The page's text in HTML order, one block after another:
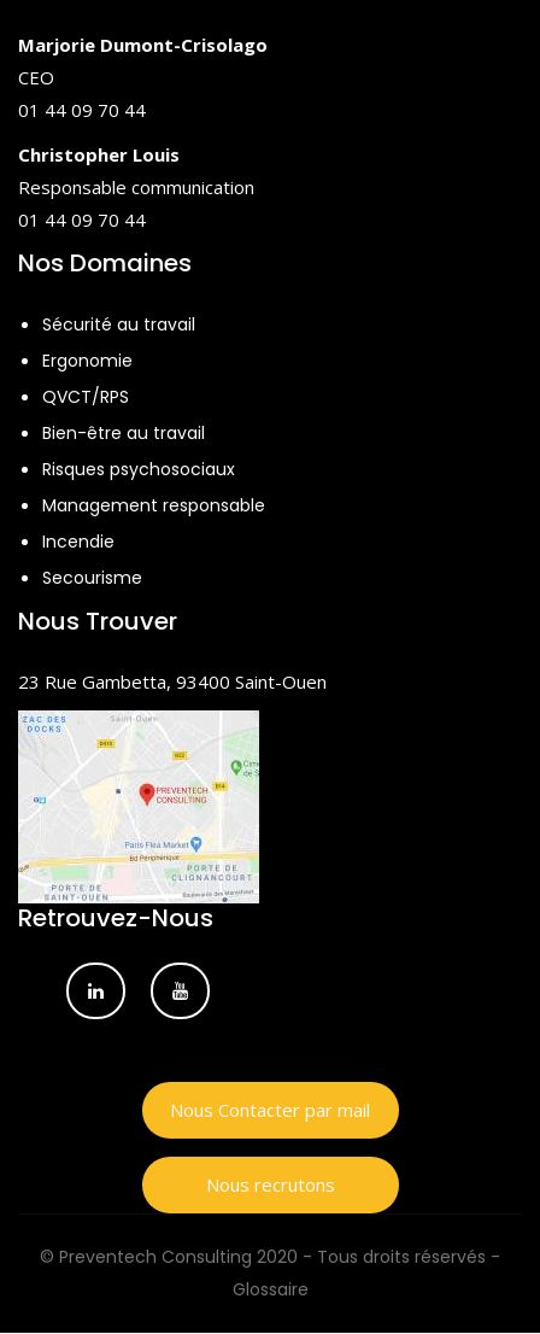
Marjorie Dumont-Crisolago
CEO
01 44 09 70 44
Christopher Louis
Responsable communication
01 44 09 70 44
Nos Domaines
Sécurité au travail
Ergonomie
QVCT/RPS
Bien-être au travail
Risques psychosociaux
Management responsable
Incendie
Secourisme
Nous Trouver
23 Rue Gambetta, 93400 Saint-Ouen
Retrouvez-Nous
Nous Contacter par mail
Nous recrutons
© Preventech Consulting 2020 - Tous droits réservés -
Glossaire